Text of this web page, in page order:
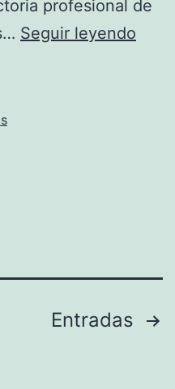
profesional de
Seguir leyendo
Entradas